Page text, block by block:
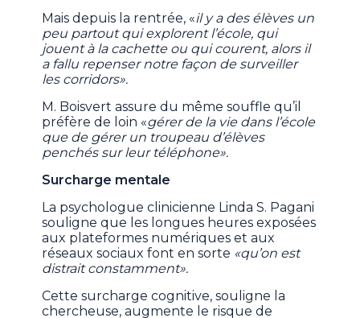
Mais depuis la rentrée, «il y a des élèves un
peu partout qui explorent l’école, qui
jouent à la cachette ou qui courent, alors il
a fallu repenser notre façon de surveiller
les corridors».
M. Boisvert assure du même souffle qu’il
préfère de loin «gérer de la vie dans l’école
que de gérer un troupeau d’élèves
penchés sur leur téléphone».
Surcharge mentale
La psychologue clinicienne Linda S. Pagani
souligne que les longues heures exposées
aux plateformes numériques et aux
réseaux sociaux font en sorte «qu’on est
distrait constamment».
Cette surcharge cognitive, souligne la
chercheuse, augmente le risque de